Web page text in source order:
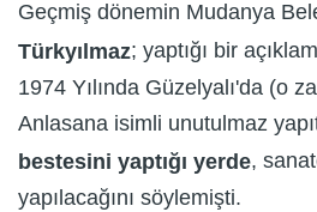
Geçmiş dönemin Mudanya
Türkyılmaz; yaptığı bir
1974 Yılında Güzelyalı'da (o
Anlasana isimli unutulmaz
bestesini yaptığı yerde,
yapılacağını söylemişti.